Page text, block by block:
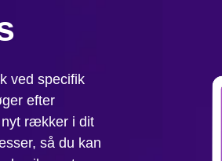
ved specifik
efter
nyt rækker i dit
så du kan